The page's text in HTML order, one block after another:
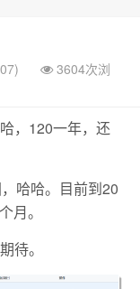
3604次浏
，120一年，还
哈哈。目前到20
月。
待。